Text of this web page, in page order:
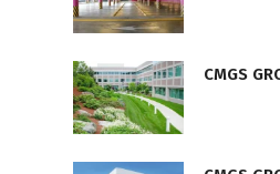
CMGS